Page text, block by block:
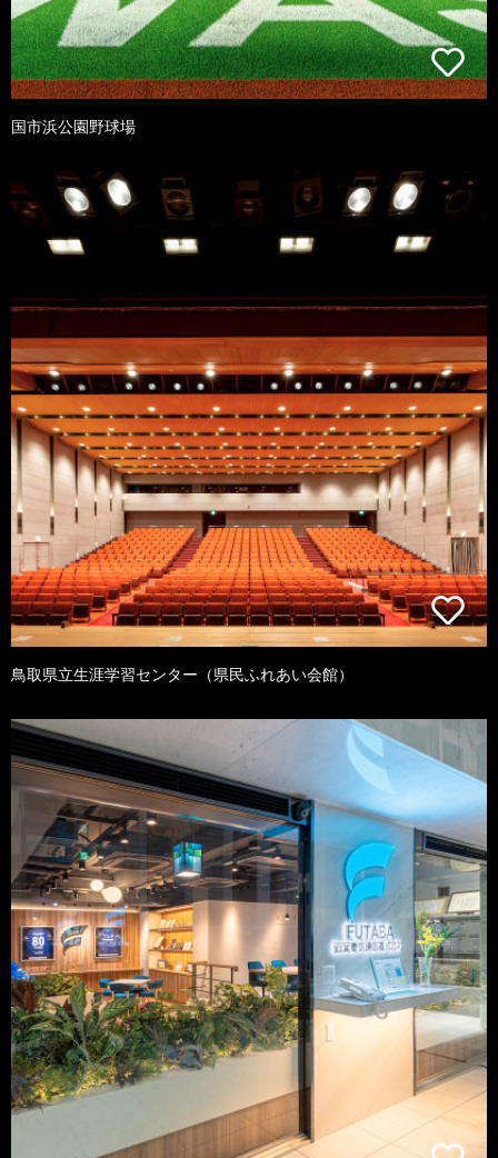
国市浜公園野球場
鳥取県立生涯学習センター（県民ふれあい会館）